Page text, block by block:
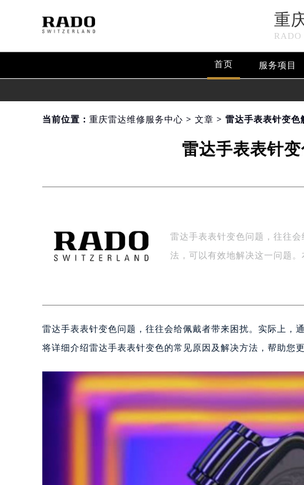
重
首页 服务项目
当前位置： 重庆雷达维修服务中心 > 文章 > 雷达手表表针变色
雷达手表表针
雷达手表表针变色问题，往往
法，可以有效地解决这一问题
雷达手表表针变色问题，往往会给佩戴者带来困扰。实际上，
将详细介绍雷达手表表针变色的常见原因及解决方法，帮助您